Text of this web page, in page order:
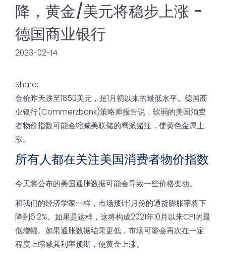
降，黄金/美元将稳步上涨 -
德国商业银行
2023-02-14
Share:
金价昨天跌至1850美元，是1月初以来的最低水平。德国商
业银行(Commerzbank)策略师报告说，软弱的美国消费
者物价指数可能会缩减美联储的鹰派赌注，使黄色金属上
涨。
所有人都在关注美国消费者物价指数
今天将公布的美国通胀数据可能会导致一些价格变动。
和我们的经济学家一样，市场预计1月份的通货膨胀率将下
降到6.2%。如果是这样，这将构成2021年10月以来CPI的最
低增幅。如果通胀数据结果更低，市场可能会再次在一定
程度上缩减其利率预期，使黄金上涨。